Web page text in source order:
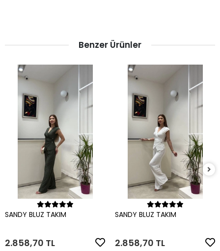
Benzer Ürünler
Sepete Ekle
SANDY BLUZ TAKIM
2.858,70 TL
Sepete Ekle
SANDY BLUZ TAKIM
2.858,70 TL